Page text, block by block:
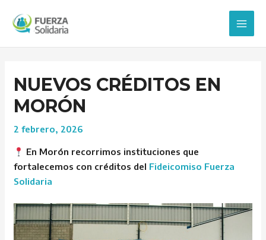
contenido
Main
NUEVOS CRÉDITOS EN
MORÓN
2 febrero, 2026
En Morón recorrimos instituciones que
fortalecemos con créditos del Fideicomiso Fuerza
Solidaria
navigation